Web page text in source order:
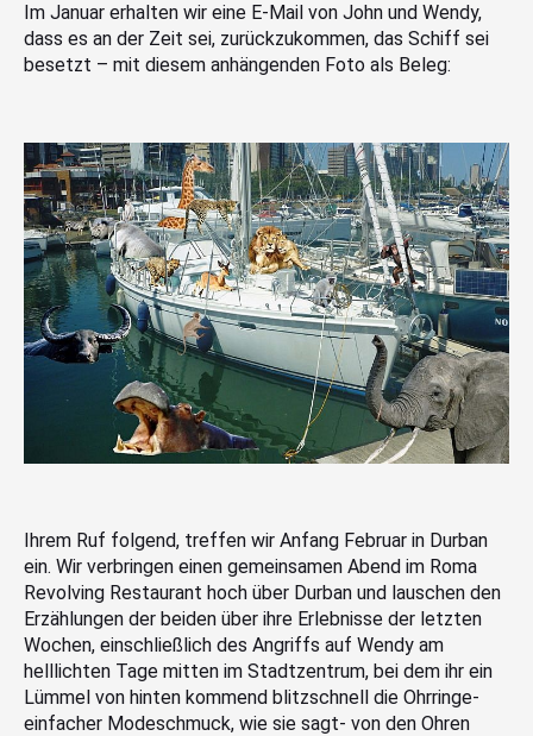
Im Januar erhalten wir eine E-Mail von John und Wendy,
dass es an der Zeit sei, zurückzukommen, das Schiff sei
besetzt – mit diesem anhängenden Foto als Beleg:
Ihrem Ruf folgend, treffen wir Anfang Februar in Durban
ein. Wir verbringen einen gemeinsamen Abend im Roma
Revolving Restaurant hoch über Durban und lauschen den
Erzählungen der beiden über ihre Erlebnisse der letzten
Wochen, einschließlich des Angriffs auf Wendy am
helllichten Tage mitten im Stadtzentrum, bei dem ihr ein
Lümmel von hinten kommend blitzschnell die Ohrringe-
einfacher Modeschmuck, wie sie sagt- von den Ohren